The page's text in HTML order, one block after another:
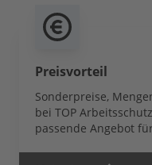
Preisvorteil
Sonderpreise,
bei TOP
passende Angebot